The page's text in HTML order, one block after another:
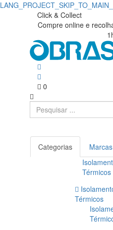
Click & Collect
Compre online e
0
Categorias Marcas
Térmicos
Térmicos